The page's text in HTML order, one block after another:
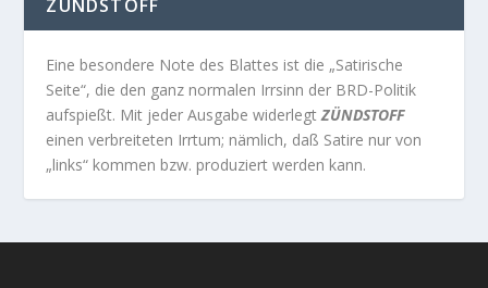
ZÜNDSTOFF
Eine besondere Note des Blattes ist die „Satirische
Seite“, die den ganz normalen Irrsinn der BRD-Politik
aufspießt. Mit jeder Ausgabe widerlegtZÜNDSTOFF
einen verbreiteten Irrtum; nämlich, daß Satire nur von
„links“ kommen bzw. produziert werden kann.